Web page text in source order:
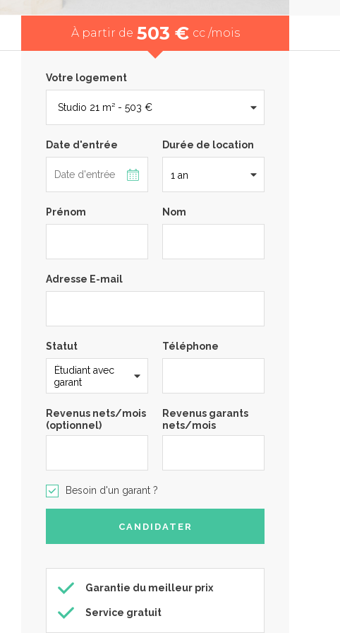
À partir de 503 € cc /mois
Votre logement
Date d'entrée Durée de location
Prénom Nom
Adresse E-mail
Statut Téléphone
Revenus nets/mois
(optionnel)
Revenus garants
nets/mois
Besoin d'un garant ?
Garantie du meilleur prix
Service gratuit